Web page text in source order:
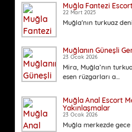
Muğla Fantezi
22 Mart 2025
Muğla'nın turkuaz
Muğlanın Güneşli
23 Ocak 2026
Mira, Muğla’nın
esen rüzgarları a...
Muğla Anal Escort
Yakınlaşmalar
23 Ocak 2026
Muğla merkezde